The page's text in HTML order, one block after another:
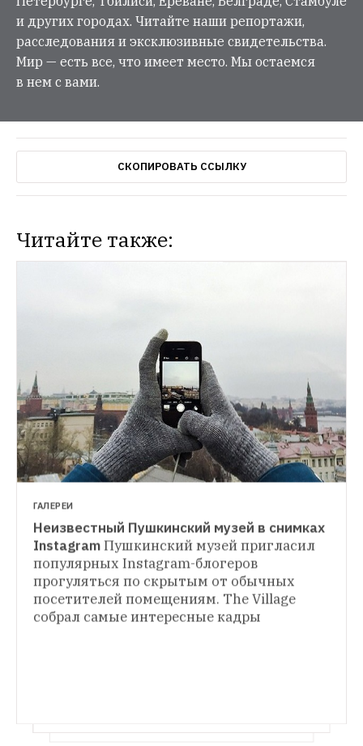
и других городах. Читайте наши репортажи,
расследования и эксклюзивные свидетельства.
Мир — есть все, что имеет место. Мы остаемся
в нем с вами.
СКОПИРОВАТЬ ССЫЛКУ
Читайте также:
БУХУЧЕТ
Игристый рис: Что такое саке и с чем его
пьют Можно ли называть саке рисовым
вином, почему оно бывает игристым
и что им стоит запивать
Сколько стоит жизнь в Токио Во сколько
обходятся еда, жилье, медицина
и развлечения в ультрасовременном
японском мегаполисе
ГАЛЕРЕИ
Неизвестный Пушкинский музей в снимках
Instagram Пушкинский музей пригласил
популярных Instagram-блогеров
прогуляться по скрытым от обычных
посетителей помещениям. The Village
собрал самые интересные кадры